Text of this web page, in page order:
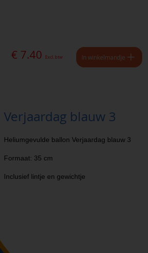
€ 7.40 Excl. btw In winkelmandje
Verjaardag blauw 3
Heliumgevulde ballon Verjaardag blauw 3
Formaat: 35 cm
Inclusief lintje en gewichtje